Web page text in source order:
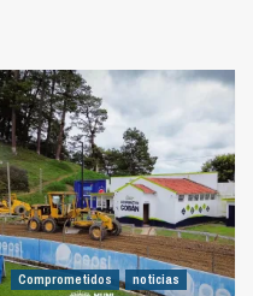
Comprometidos
noticias